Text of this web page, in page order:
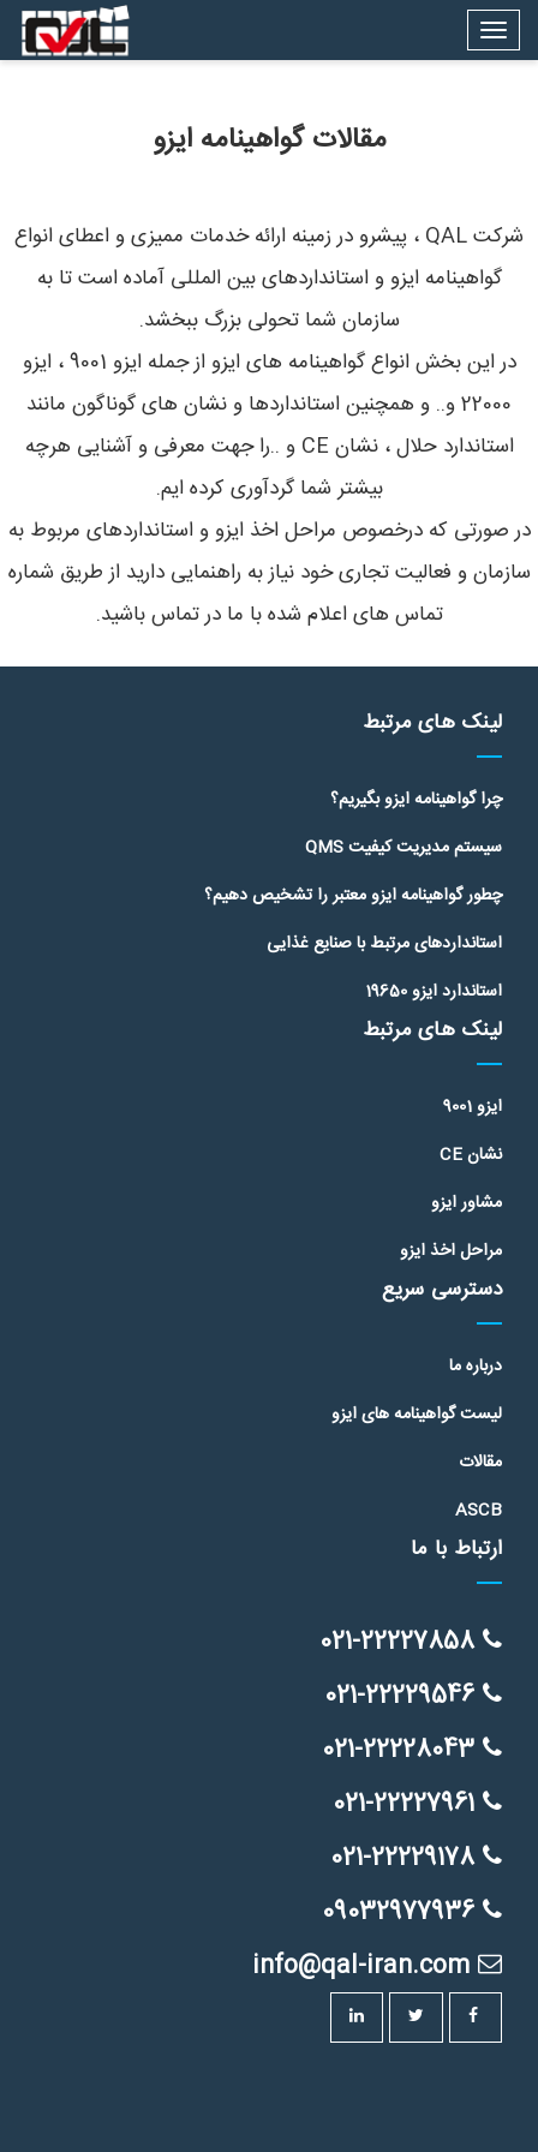
مقالات گواهینامه ایزو
شرکت QAL ، پیشرو در زمینه ارائه خدمات ممیزی و اعطای انواع
گواهینامه ایزو و استانداردهای بین المللی آماده است تا به
سازمان شما تحولی بزرگ ببخشد.
در این بخش انواع گواهینامه های ایزو از جمله ایزو 9001 ، ایزو
22000 و.. و همچنین استانداردها و نشان های گوناگون مانند
استاندارد حلال ، نشان CE و ..را جهت معرفی و آشنایی هرچه
بیشتر شما گردآوری کرده ایم.
در صورتی که درخصوص مراحل اخذ ایزو و استانداردهای مربوط به
سازمان و فعالیت تجاری خود نیاز به راهنمایی دارید از طریق شماره
تماس های اعلام شده با ما در تماس باشید.
لینک های مرتبط
چرا گواهینامه ایزو بگیریم؟
سیستم مدیریت کیفیت QMS
چطور گواهینامه ایزو معتبر را تشخیص دهیم؟
استانداردهای مرتبط با صنایع غذایی
استاندارد ایزو 19650
لینک های مرتبط
ایزو 9001
نشان CE
مشاور ایزو
مراحل اخذ ایزو
دسترسی سریع
درباره ما
لیست گواهینامه های ایزو
مقالات
ASCB
ارتباط با ما
021-22227858
021-22229546
021-22228043
021-22227961
021-22229178
09032977936
info@qal-iran.com